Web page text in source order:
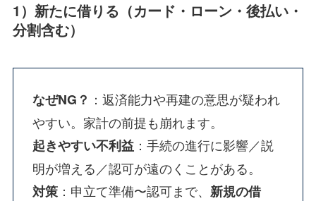
1）新たに借りる（カード・ローン・後払い・
分割含む）
なぜNG？ ：返済能力や再建の意思が疑われ
やすい。家計の前提も崩れます。
起きやすい不利益：手続の進行に影響／説
明が増える／認可が遠のくことがある。
対策：申立て準備〜認可まで、 新規の借